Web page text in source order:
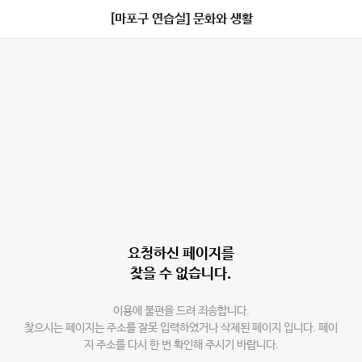
[마포구 연습실] 문화와 생활
요청하신 페이지를
찾을 수 없습니다.
이용에 불편을 드려 죄송합니다.
찾으시는 페이지는 주소를 잘못 입력하였거나 삭제된 페이지 입니다. 페이
지 주소를 다시 한 번 확인해 주시기 바랍니다.